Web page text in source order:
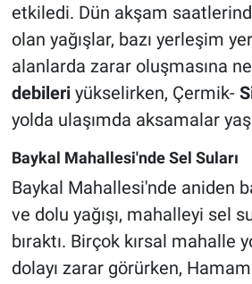
etkiledi. Dün akşam
olan yağışlar, bazı yerleşim
alanlarda zarar oluşmasına
debileriyükselirken, Çermik-
yolda ulaşımda aksamalar
Baykal Mahallesi'nde Sel Suları
Baykal Mahallesi'nde aniden
ve dolu yağışı, mahalleyi sel
bıraktı. Birçok kırsal mahalle
dolayı zarar görürken,